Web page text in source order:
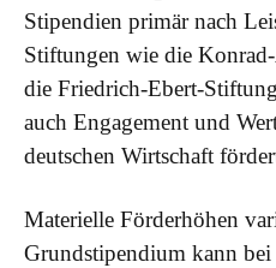
Stipendien primär nach
Stiftungen wie die
die Friedrich-Ebert-
auch Engagement und
deutschen Wirtschaft
Materielle Förderhöhen
Grundstipendium kann